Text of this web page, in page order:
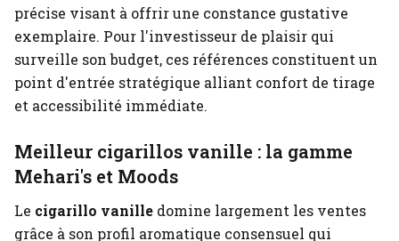
précise visant à offrir une constance gustative
exemplaire. Pour l'investisseur de plaisir qui
surveille son budget, ces références constituent un
point d'entrée stratégique alliant confort de tirage
et accessibilité immédiate.
Meilleur cigarillos vanille : la gamme
Mehari's et Moods
Le cigarillo vanille domine largement les ventes
grâce à son profil aromatique consensuel qui